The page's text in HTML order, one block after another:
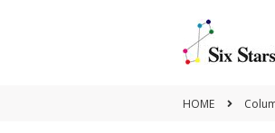
HOME